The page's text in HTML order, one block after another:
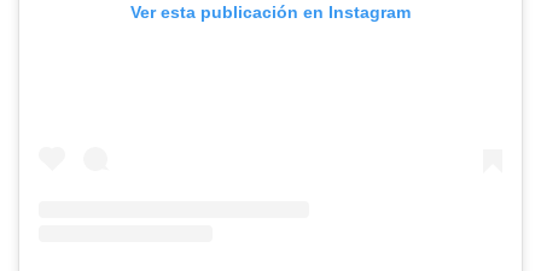
Ver esta publicación en Instagram